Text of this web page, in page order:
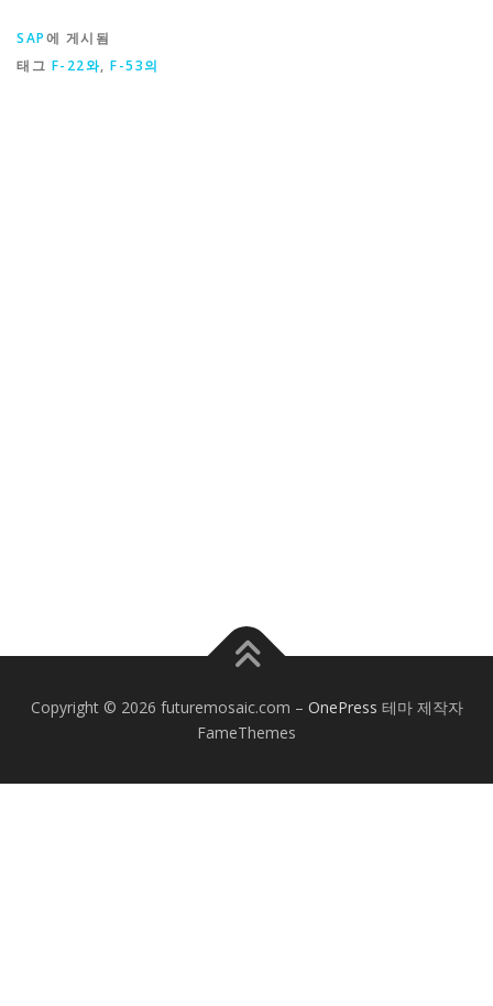
SAP에 게시됨
태그 F-22와, F-53의
Copyright © 2026 futuremosaic.com – OnePress 테마 제작자
FameThemes